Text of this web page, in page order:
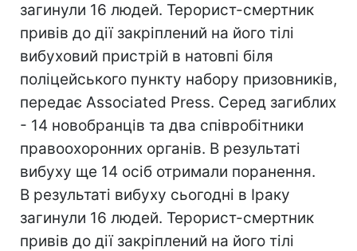
загинули 16 людей. Терорист-смертник
привів до дії закріплений на його тілі
вибуховий пристрій в натовпі біля
поліцейського пункту набору призовників,
передає Associated Press. Серед загиблих
- 14 новобранців та два співробітники
правоохоронних органів. В результаті
вибуху ще 14 осіб отримали поранення.
В результаті вибуху сьогодні в Іраку
загинули 16 людей. Терорист-смертник
привів до дії закріплений на його тілі